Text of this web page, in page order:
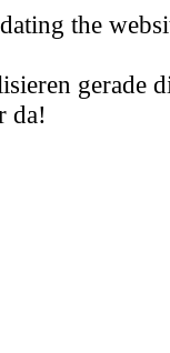
the
gerade
da!